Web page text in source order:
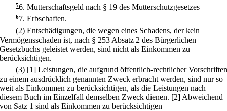
56. Mutterschaftsgeld nach § 19 des Mutterschutzgesetzes
67. Erbschaften.
(2) Entschädigungen, die wegen eines Schadens, der kein
Vermögensschaden ist, nach § 253 Absatz 2 des Bürgerlichen
Gesetzbuchs geleistet werden, sind nicht als Einkommen zu
berücksichtigen.
(3) [1] Leistungen, die aufgrund öffentlich-rechtlicher Vorschriften
zu einem ausdrücklich genannten Zweck erbracht werden, sind nur so
weit als Einkommen zu berücksichtigen, als die Leistungen nach
diesem Buch im Einzelfall demselben Zweck dienen. [2] Abweichend
von Satz 1 sind als Einkommen zu berücksichtigen